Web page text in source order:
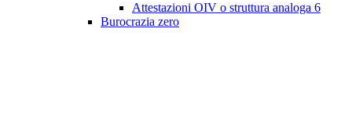
Attestazioni OIV o struttura analoga 6
Burocrazia zero